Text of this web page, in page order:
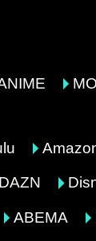
DAZN
ABEMA